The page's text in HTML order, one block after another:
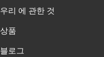
우리 에 관한 것
상품
블로그